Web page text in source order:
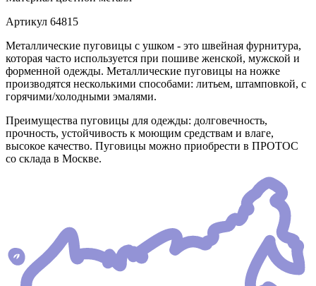
Артикул 64815
Металлические пуговицы с ушком - это швейная фурнитура,
которая часто используется при пошиве женской, мужской и
форменной одежды. Металлические пуговицы на ножке
производятся несколькими способами: литьем, штамповкой, с
горячими/холодными эмалями.
Преимущества пуговицы для одежды: долговечность,
прочность, устойчивость к моющим средствам и влаге,
высокое качество. Пуговицы можно приобрести в ПРОТОС
со склада в Москве.